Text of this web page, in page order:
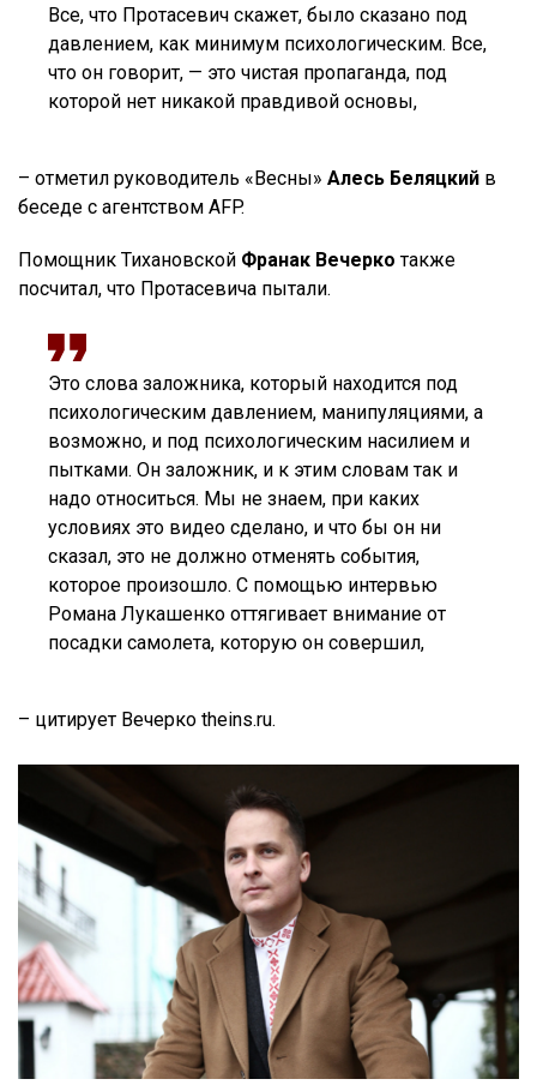
Все, что Протасевич скажет, было сказано под
давлением, как минимум психологическим. Все,
что он говорит, — это чистая пропаганда, под
которой нет никакой правдивой основы,
– отметил руководитель «Весны» Алесь Беляцкий в
беседе с агентством AFP.
Помощник Тихановской Франак Вечерко также
посчитал, что Протасевича пытали.
Это слова заложника, который находится под
психологическим давлением, манипуляциями, а
возможно, и под психологическим насилием и
пытками. Он заложник, и к этим словам так и
надо относиться. Мы не знаем, при каких
условиях это видео сделано, и что бы он ни
сказал, это не должно отменять события,
которое произошло. С помощью интервью
Романа Лукашенко оттягивает внимание от
посадки самолета, которую он совершил,
– цитирует Вечерко theins.ru.